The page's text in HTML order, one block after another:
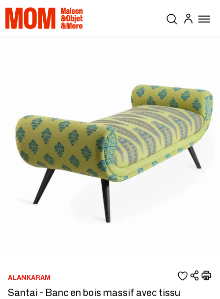
ALANKARAM
Santai - Banc en bois massif avec tissu